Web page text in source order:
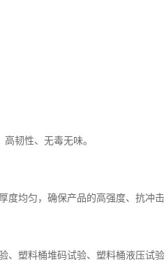
韧性、无毒无味。
均匀，确保产品的高强度、抗冲击
、塑料桶堆码试验、塑料桶液压试